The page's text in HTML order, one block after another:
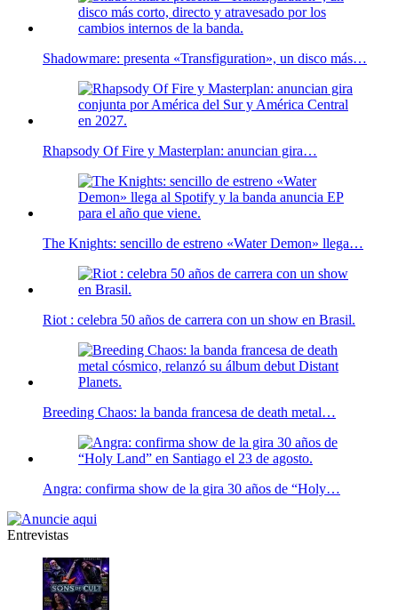
Shadowmare: presenta «Transfiguration», un disco más…
Rhapsody Of Fire y Masterplan: anuncian gira…
The Knights: sencillo de estreno «Water Demon» llega…
Riot : celebra 50 años de carrera con un show en Brasil.
Breeding Chaos: la banda francesa de death metal…
Angra: confirma show de la gira 30 años de “Holy…
Entrevistas